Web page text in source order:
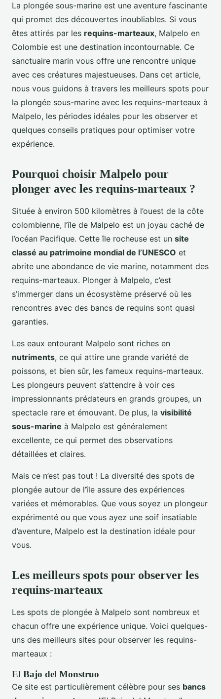
La plongée sous-marine est une aventure fascinante
qui promet des découvertes inoubliables. Si vous
êtes attirés par les requins-marteaux, Malpelo en
Colombie est une destination incontournable. Ce
sanctuaire marin vous offre une rencontre unique
avec ces créatures majestueuses. Dans cet article,
nous vous guidons à travers les meilleurs spots pour
la plongée sous-marine avec les requins-marteaux à
Malpelo, les périodes idéales pour les observer et
quelques conseils pratiques pour optimiser votre
expérience.
Pourquoi choisir Malpelo pour
plonger avec les requins-marteaux ?
Située à environ 500 kilomètres à l’ouest de la côte
colombienne, l’île de Malpelo est un joyau caché de
l’océan Pacifique. Cette île rocheuse est un site
classé au patrimoine mondial de l’UNESCO et
abrite une abondance de vie marine, notamment des
requins-marteaux. Plonger à Malpelo, c’est
s’immerger dans un écosystème préservé où les
rencontres avec des bancs de requins sont quasi
garanties.
Les eaux entourant Malpelo sont riches en
nutriments, ce qui attire une grande variété de
poissons, et bien sûr, les fameux requins-marteaux.
Les plongeurs peuvent s’attendre à voir ces
impressionnants prédateurs en grands groupes, un
spectacle rare et émouvant. De plus, la visibilité
sous-marine à Malpelo est généralement
excellente, ce qui permet des observations
détaillées et claires.
Mais ce n’est pas tout ! La diversité des spots de
plongée autour de l’île assure des expériences
variées et mémorables. Que vous soyez un plongeur
expérimenté ou que vous ayez une soif insatiable
d’aventure, Malpelo est la destination idéale pour
vous.
Les meilleurs spots pour observer les
requins-marteaux
Les spots de plongée à Malpelo sont nombreux et
chacun offre une expérience unique. Voici quelques-
uns des meilleurs sites pour observer les requins-
marteaux :
El Bajo del Monstruo
Ce site est particulièrement célèbre pour ses bancs